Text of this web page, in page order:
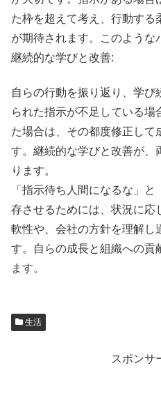
た枠を超えて考え、行動する
が期待されます。このような
継続的な学びと改善:
自らの行動を振り返り、学び
られた指示が不足している
た場合は、その都度修正して
す。継続的な学びと改善が、
ります。
「指示待ち人間になるな」
存させるためには、状況に応
軟性や、会社の方針を理解し
す。自らの成長と組織への貢
ます。
生活
スポンサ